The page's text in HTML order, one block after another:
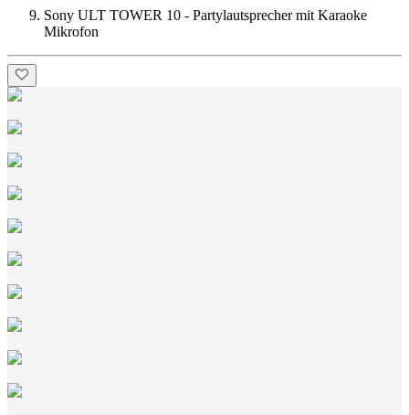
Sony ULT TOWER 10 - Partylautsprecher mit Karaoke
Mikrofon